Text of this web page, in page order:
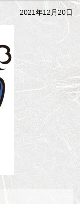
2021年12月20日